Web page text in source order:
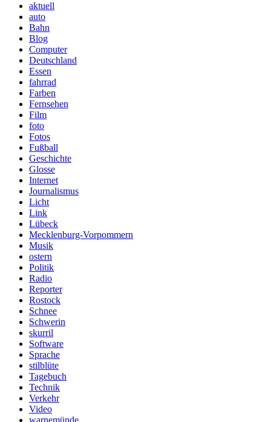
aktuell
auto
Bahn
Blog
Computer
Deutschland
Essen
fahrrad
Farben
Fernsehen
Film
foto
Fotos
Fußball
Geschichte
Glosse
Internet
Journalismus
Licht
Link
Lübeck
Mecklenburg-Vorpommern
Musik
ostern
Politik
Radio
Reporter
Rostock
Schnee
Schwerin
skurril
Software
Sprache
stilblüte
Tagebuch
Technik
Verkehr
Video
warnemünde